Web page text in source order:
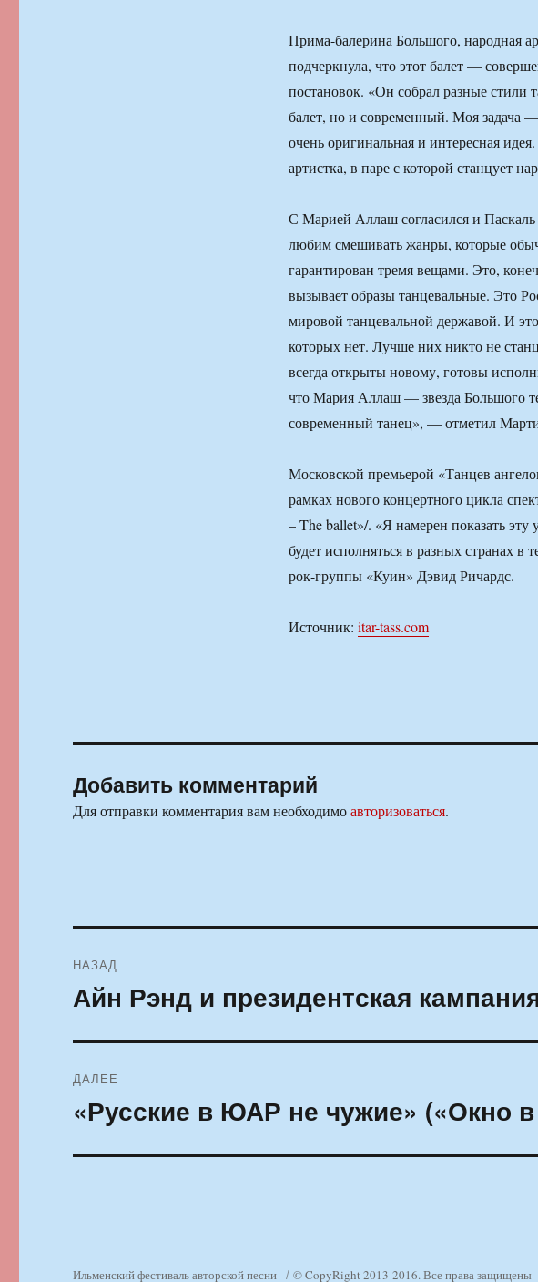
Прима-балерина Большого, народная
подчеркнула, что этот балет —
постановок. «Он собрал разные стили
балет, но и современный. Моя задача
очень оригинальная и интересная
артистка, в паре с которой станцует
С Марией Аллаш согласился и
любим смешивать жанры, которые
гарантирован тремя вещами. Это,
вызывает образы танцевальные. Это
мировой танцевальной державой. И
которых нет. Лучше них никто не
всегда открыты новому, готовы
что Мария Аллаш — звезда Большого
современный танец», — отметил
Московской премьерой «Танцев
рамках нового концертного цикла
– The ballet»/. «Я намерен показать
будет исполняться в разных странах
рок-группы «Куин» Дэвид Ричардс.
Источник: itar-tass.com
Добавить комментарий
Для отправки комментария вам необходимоавторизоваться.
по
НАЗАД
Предыдущая
Айн Рэнд и президентская
ДАЛЕЕ
Следующая
запись:
«Русские в ЮАР не чужие» («Окно
Ильменский фестиваль авторской песни © CopyRight 2013-2016. Все права защищены